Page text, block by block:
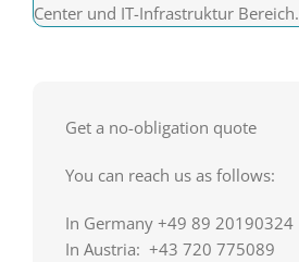
Center und IT-Infrastruktur Bereich.
Get a no-obligation quote
You can reach us as follows:
In Germany +49 89 20190324
In Austria: +43 720 775089